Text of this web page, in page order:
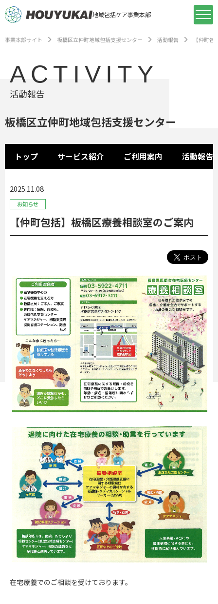
地域包括ケア事業本部
事業本部サイト 板橋区立仲町地域包括支援センター 活動報告 【仲町
ACTIVITY
活動報告
板橋区立仲町地域包括支援センター
トップ サービス紹介 ご利用案内 活動報告
2025.11.08
お知らせ
【仲町包括】板橋区療養相談室のご案内
在宅療養でのご相談を受けております。